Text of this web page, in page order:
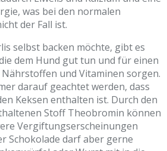
was bei den normalen
der Fall ist.
selbst backen möchte, gibt es
dem Hund gut tun und für einen
und Vitaminen sorgen.
darauf geachtet werden, dass
Keksen enthalten ist. Durch den
Stoff Theobromin können
Vergiftungserscheinungen
Schokolade darf aber gerne